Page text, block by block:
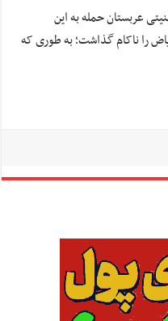
عربستان حمله به این
شمال ریاض را ناکام گذاشت؛ به طوری که